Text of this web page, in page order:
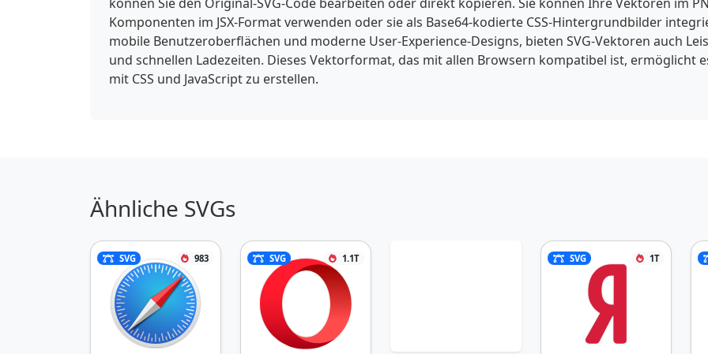
Komponenten im JSX-Format verwenden oder sie als Base64-kodierte CSS-Hintergrundbilder
mobile Benutzeroberflächen und moderne User-Experience-Designs, bieten SVG-Vektoren auch
und schnellen Ladezeiten. Dieses Vektorformat, das mit allen Browsern kompatibel ist, ermöglicht
mit CSS und JavaScript zu erstellen.
Ähnliche SVGs
SVG 983 SVG 1.1T SVG 1T